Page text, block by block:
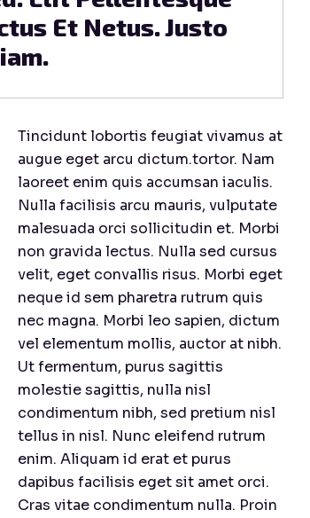
Et Netus. Justo
Tincidunt lobortis feugiat vivamus at
augue eget arcu dictum.tortor. Nam
laoreet enim quis accumsan iaculis.
Nulla facilisis arcu mauris, vulputate
malesuada orci sollicitudin et. Morbi
non gravida lectus. Nulla sed cursus
velit, eget convallis risus. Morbi eget
neque id sem pharetra rutrum quis
nec magna. Morbi leo sapien, dictum
vel elementum mollis, auctor at nibh.
Ut fermentum, purus sagittis
molestie sagittis, nulla nisl
condimentum nibh, sed pretium nisl
tellus in nisl. Nunc eleifend rutrum
enim. Aliquam id erat et purus
dapibus facilisis eget sit amet orci.
Cras vitae condimentum nulla. Proin